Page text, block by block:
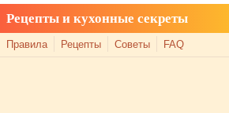
Рецепты и кухонные секреты
Правила Рецепты Советы FAQ